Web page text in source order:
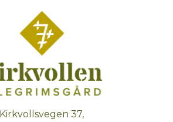
Kirkvollsvegen 37,